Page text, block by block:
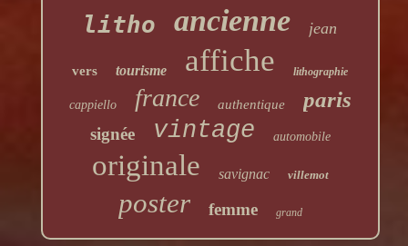
litho ancienne jean
vers tourisme affiche lithographie
cappiello france authentique paris
signée vintage automobile
originale savignac villemot
poster femme grand